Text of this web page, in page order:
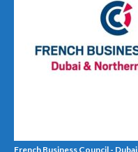
French Business Council -